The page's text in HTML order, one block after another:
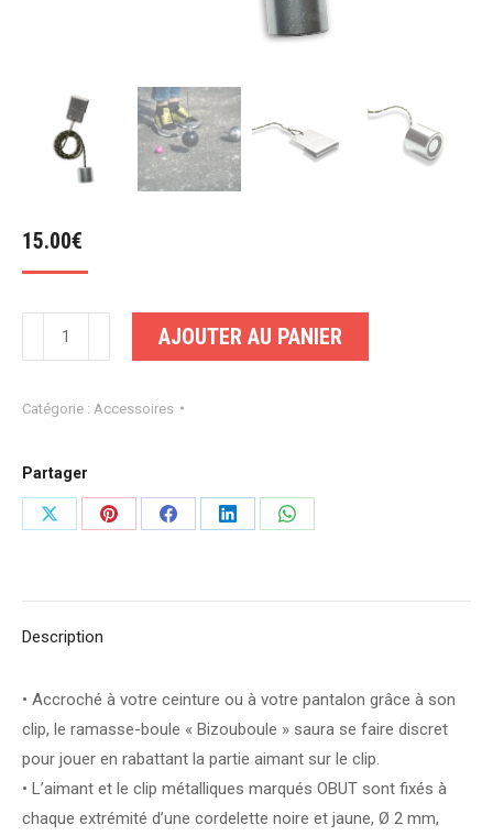
15.00€
BIZOUBOULE
AJOUTER AU PANIER
Catégorie : Accessoires
Partager
PartagerPartagerPartagerPartagerPartager
Description
• Accroché à votre ceinture ou à votre pantalon grâce à son
clip, le ramasse-boule « Bizouboule » saura se faire discret
pour jouer en rabattant la partie aimant sur le clip.
• L’aimant et le clip métalliques marqués OBUT sont fixés à
chaque extrémité d’une cordelette noire et jaune, Ø 2 mm,